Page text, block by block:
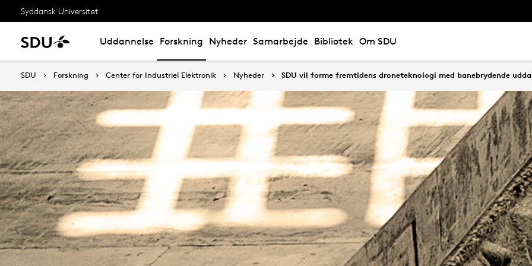
Syddansk Universitet
Uddannelse Forskning Nyheder Samarbejde Bibliotek Om SDU
SDU Forskning Center for Industriel Elektronik Nyheder SDU vil forme fremtidens droneteknologi med banebrydende